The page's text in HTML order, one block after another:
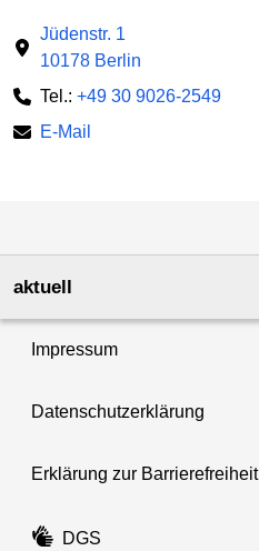
Jüdenstr. 1
10178 Berlin
Tel.: +49 30 9026-2549
E-Mail
aktuell
Impressum
Datenschutzerklärung
Erklärung zur Barrierefreiheit
DGS